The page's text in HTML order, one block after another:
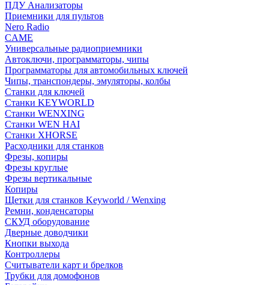
ПДУ Анализаторы
Приемники для пультов
Nero Radio
CAME
Универсальные радиоприемники
Автоключи, программаторы, чипы
Программаторы для автомобильных ключей
Чипы, транспондеры, эмуляторы, колбы
Станки для ключей
Станки KEYWORLD
Станки WENXING
Станки WEN HAI
Станки XHORSE
Расходники для станков
Фрезы, копиры
Фрезы круглые
Фрезы вертикальные
Копиры
Щетки для станков Keyworld / Wenxing
Ремни, конденсаторы
СКУД оборудование
Дверные доводчики
Кнопки выхода
Контроллеры
Считыватели карт и брелков
Трубки для домофонов